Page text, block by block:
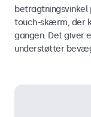
betragtningsvinkel
touch-skærm, der
gangen. Det giver
understøtter